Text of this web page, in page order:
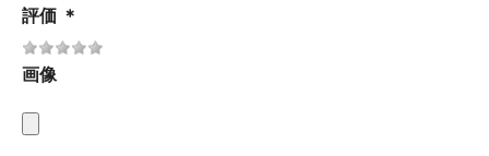
評価 ＊
画像